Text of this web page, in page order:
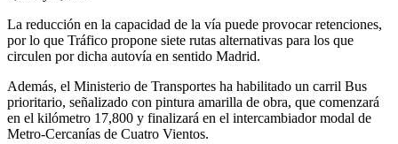
La reducción en la capacidad de la vía puede provocar retenciones,
por lo que Tráfico propone siete rutas alternativas para los que
circulen por dicha autovía en sentido Madrid.
Además, el Ministerio de Transportes ha habilitado un carril Bus
prioritario, señalizado con pintura amarilla de obra, que comenzará
en el kilómetro 17,800 y finalizará en el intercambiador modal de
Metro-Cercanías de Cuatro Vientos.